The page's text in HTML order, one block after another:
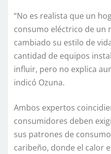
“No es realista que un
consumo eléctrico de un
cambiado su estilo de
cantidad de equipos
influir, pero no explica
indicó Ozuna.
Ambos expertos
consumidores deben
sus patrones de
caribeño, donde el calor